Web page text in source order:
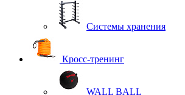
Системы хранения
Кросс-тренинг
WALL BALL